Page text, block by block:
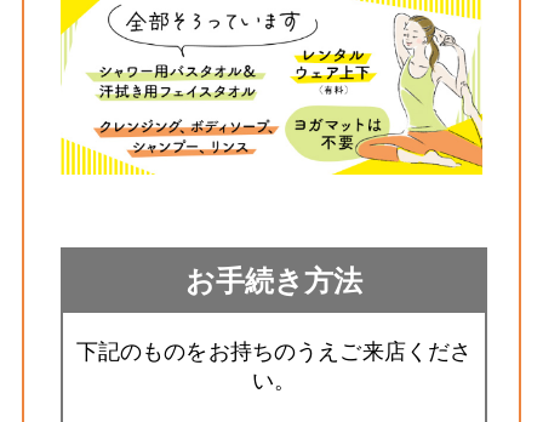
お手続き方法
下記のものをお持ちのうえご来店くださ
い。